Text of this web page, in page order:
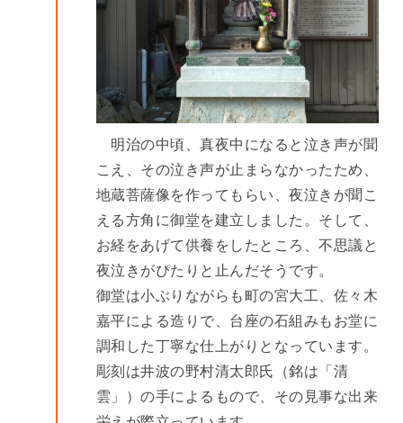
明治の中頃、真夜中になると泣き声が聞
こえ、その泣き声が止まらなかったため、
地蔵菩薩像を作ってもらい、夜泣きが聞こ
える方角に御堂を建立しました。そして、
お経をあげて供養をしたところ、不思議と
夜泣きがぴたりと止んだそうです。
御堂は小ぶりながらも町の宮大工、佐々木
嘉平による造りで、台座の石組みもお堂に
調和した丁寧な仕上がりとなっています。
彫刻は井波の野村清太郎氏（銘は「清
雲」）の手によるもので、その見事な出来